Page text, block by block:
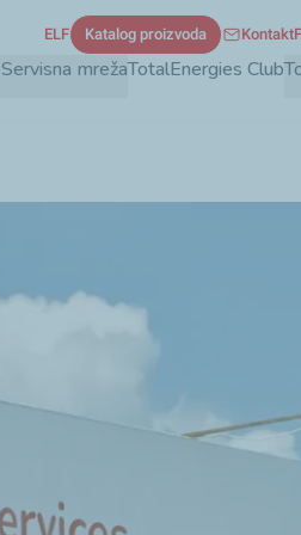
Servisna mrežaTotalEnergies Club
ELF Katalog proizvoda Kontakt